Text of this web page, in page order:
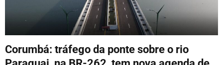
Corumbá: tráfego da ponte sobre o rio